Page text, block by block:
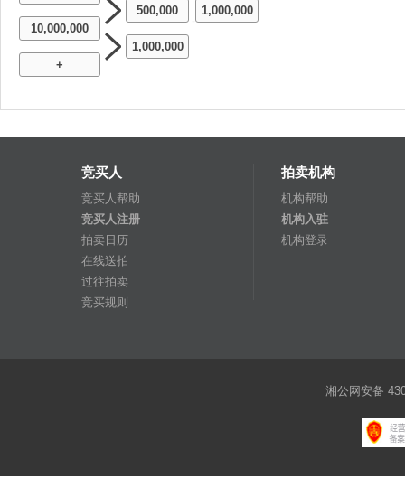
500,000
1,000,000
10,000,000
1,000,000
+
竞买人
竞买人帮助
竞买人注册
拍卖日历
在线送拍
过往拍卖
竞买规则
拍卖机构
机构帮助
机构入驻
机构登录
湘公网安备